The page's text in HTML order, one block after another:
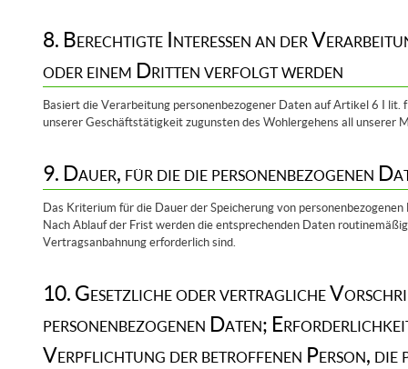
8. Berechtigte Interessen an der
oder einem Dritten verfolgt werden
Basiert die Verarbeitung personenbezogener Daten auf Artikel 6 I
unserer Geschäftstätigkeit zugunsten des Wohlergehens all unserer
9. Dauer, für die die personenbezogenen
Das Kriterium für die Dauer der Speicherung von
Nach Ablauf der Frist werden die entsprechenden Daten
Vertragsanbahnung erforderlich sind.
10. Gesetzliche oder vertragliche
personenbezogenen Daten;
Verpflichtung der betroffenen Person, die